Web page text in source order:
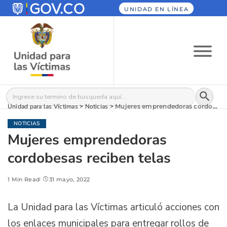
UNIDAD EN LÍNEA
Buscar: Botón
Unidad para las Víctimas>Noticias>Mujeres emprendedoras cordobesas reciben telas
NOTICIAS
Mujeres emprendedoras
cordobesas reciben telas
1 Min Read 31 mayo, 2022
La Unidad para las Víctimas articuló acciones con
los enlaces municipales para entregar rollos de